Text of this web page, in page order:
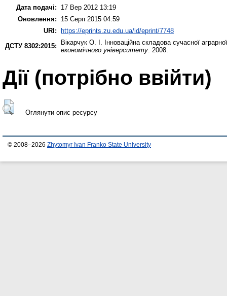
Дата подачі:
17 Вер 2012 13:19
Оновлення:
15 Серп 2015 04:59
URI: https://eprints.zu.edu.ua/id/eprint/7748
ДСТУ 8302:2015:
Вікарчук О. І.
Інноваційна складова сучасної
економічного університету . 2008.
Дії ​​(потрібно ввійти)
Оглянути опис ресурсу
© 2008–2026 Zhytomyr Ivan Franko State University